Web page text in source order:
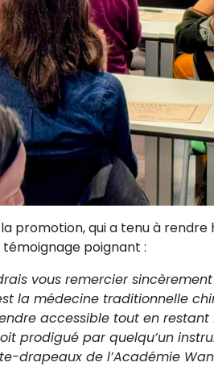
qui a tenu à rendre
poignant :
vous remercier
la médecine traditionnelle
accessible tout en
prodigué par quelqu’un
drapeaux de l’Académie